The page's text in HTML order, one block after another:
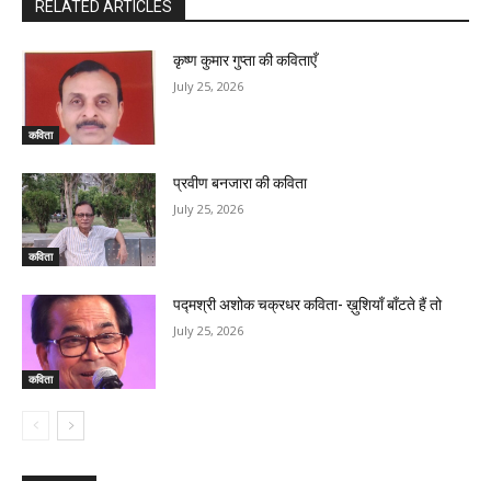
RELATED ARTICLES
कविता
कृष्ण कुमार गुप्ता की कविताएँ
July 25, 2026
कविता
प्रवीण बनजारा की कविता
July 25, 2026
कविता
पद्मश्री अशोक चक्रधर कविता- ख़ुशियाँ बाँटते हैं तो
July 25, 2026